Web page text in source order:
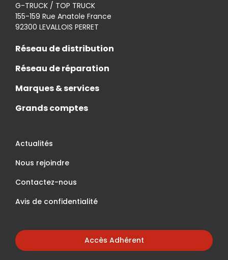
G-TRUCK / TOP TRUCK
155-159 Rue Anatole France
92300 LEVALLOIS PERRET
Réseau de distribution
Réseau de réparation
Marques & services
Grands comptes
Actualités
Nous rejoindre
Contactez-nous
Avis de confidentialité
Accès Adhérent